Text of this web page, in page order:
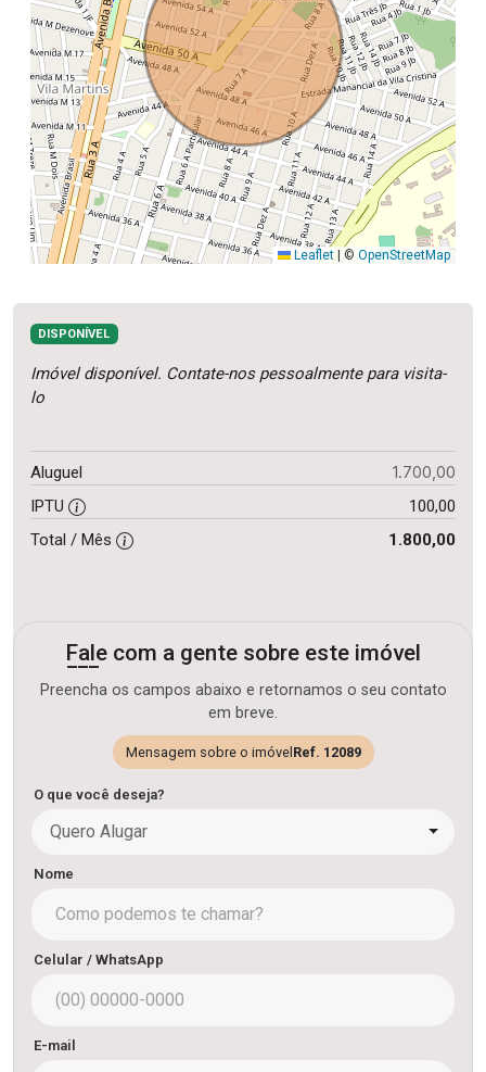
Leaflet |© OpenStreetMap
DISPONÍVEL
Imóvel disponível. Contate-nos pessoalmente para visita-
lo
Aluguel 1.700,00
IPTU
100,00
Total / Mês
1.800,00
Fale com a gente sobre este imóvel
Preencha os campos abaixo e retornamos o seu contato
em breve.
Mensagem sobre o imóvelRef. 12089
O que você deseja?
Quero Alugar
Nome
Celular / WhatsApp
E-mail